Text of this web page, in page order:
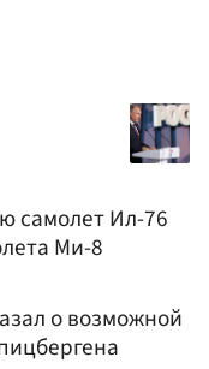
самолет Ил-76
Ми-8
о возможной